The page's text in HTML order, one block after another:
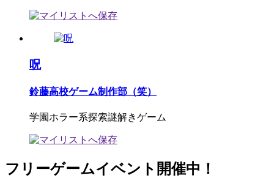
呪
鈴藤高校ゲーム制作部（笑）
学園ホラー系探索謎解きゲーム
フリーゲームイベント開催中！